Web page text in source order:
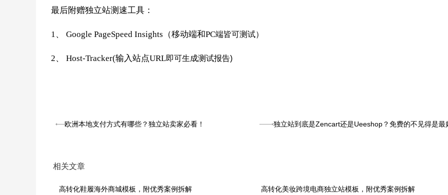
最后附赠独立站测速工具：
1 、 Google PageSpeed Insights（移动端和PC端皆可测试）
2、 Host-Tracker(输入站点URL即可生成测试报告)
欧洲本地支付方式有哪些？独立站卖家必看！ 独立站到底是Zencart还是Ueeshop？免费的不见得是最
相关文章
高转化鞋履海外商城模板，附优秀案例拆解 高转化美妆跨境电商独立站模板，附优秀案例拆解